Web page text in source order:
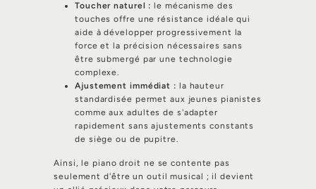
Toucher naturel : le mécanisme des
touches offre une résistance idéale qui
aide à développer progressivement la
force et la précision nécessaires sans
être submergé par une technologie
complexe.
Ajustement immédiat : la hauteur
standardisée permet aux jeunes pianistes
comme aux adultes de s'adapter
rapidement sans ajustements constants
de siège ou de pupitre.
Ainsi, le piano droit ne se contente pas
seulement d'être un outil musical ; il devient